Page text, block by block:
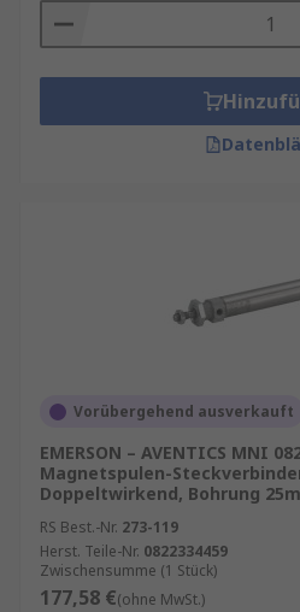
Vorübergehend ausverkauft
EMERSON – AVENTICS MNI
Magnetspulen-
Doppeltwirkend, Bohrung
RS Best.-Nr. 273-119
Herst. Teile-Nr. 0822334459
Zwischensumme (1 Stück)
177,58 €(ohne MwSt.)